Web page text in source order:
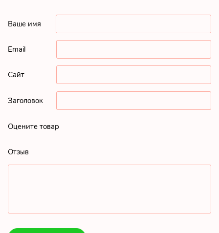
Ваше имя
Email
Сайт
Заголовок
Оцените товар
Отзыв